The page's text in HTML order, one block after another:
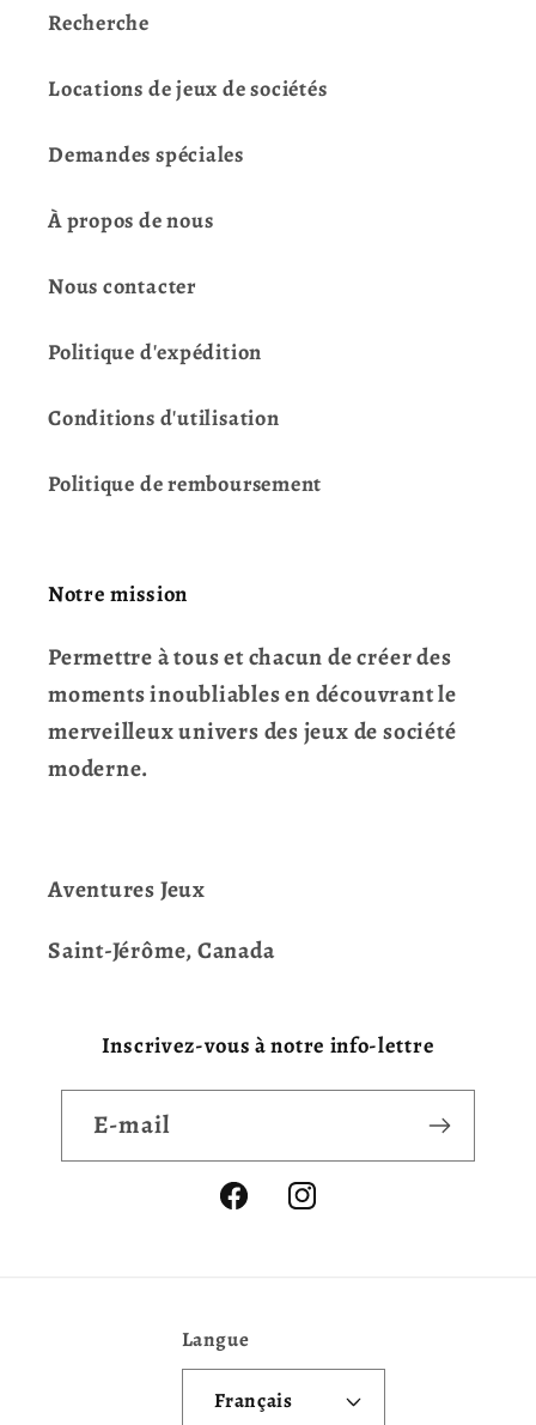
Recherche
Locations de jeux de sociétés
Demandes spéciales
À propos de nous
Nous contacter
Politique d'expédition
Conditions d'utilisation
Politique de remboursement
Notre mission
Permettre à tous et chacun de créer des
moments inoubliables en découvrant le
merveilleux univers des jeux de société
moderne.
Aventures Jeux
Saint-Jérôme, Canada
Inscrivez-vous à notre info-lettre
E-mail
FacebookInstagram
Langue
Français